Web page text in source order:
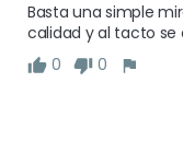
Basta una simple
calidad y al tacto
0
0